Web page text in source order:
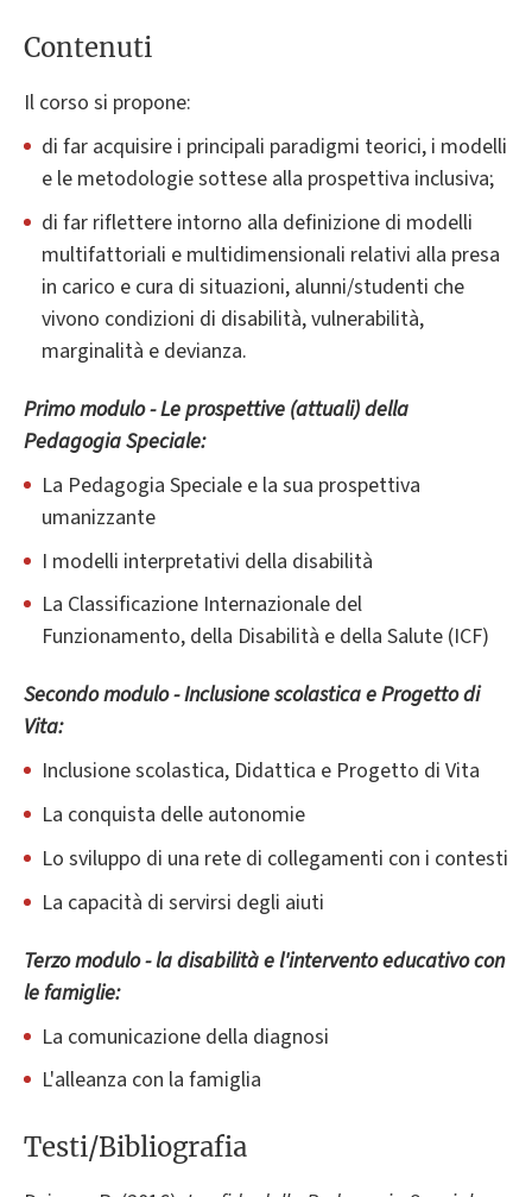
Contenuti
Il corso si propone:
di far acquisire i principali paradigmi teorici, i modelli
e le metodologie sottese alla prospettiva inclusiva;
di far riflettere intorno alla definizione di modelli
multifattoriali e multidimensionali relativi alla presa
in carico e cura di situazioni, alunni/studenti che
vivono condizioni di disabilità, vulnerabilità,
marginalità e devianza.
Primo modulo -Le prospettive (attuali) della
Pedagogia Speciale:
La Pedagogia Speciale e la sua prospettiva
umanizzante
I modelli interpretativi della disabilità
La Classificazione Internazionale del
Funzionamento, della Disabilità e della Salute (ICF)
Secondo modulo - Inclusione scolastica e Progetto di
Vita:
Inclusione scolastica, Didattica e Progetto di Vita
La conquista delle autonomie
Lo sviluppo di una rete di collegamenti con i contesti
La capacità di servirsi degli aiuti
Terzo modulo - la disabilità e l'intervento educativo con
le famiglie:
La comunicazione della diagnosi
L'alleanza con la famiglia
Testi/Bibliografia